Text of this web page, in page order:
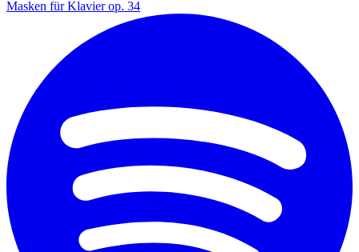
Masken für Klavier op. 34